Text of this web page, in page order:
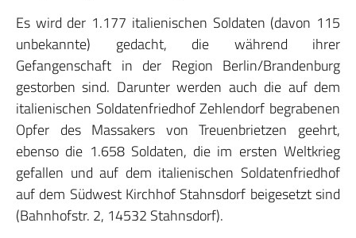
Es wird der 1.177 italienischen Soldaten (davon 115
unbekannte) gedacht, die während ihrer
Gefangenschaft in der Region Berlin/Brandenburg
gestorben sind. Darunter werden auch die auf dem
italienischen Soldatenfriedhof Zehlendorf begrabenen
Opfer des Massakers von Treuenbrietzen geehrt,
ebenso die 1.658 Soldaten, die im ersten Weltkrieg
gefallen und auf dem italienischen Soldatenfriedhof
auf dem Südwest Kirchhof Stahnsdorf beigesetzt sind
(Bahnhofstr. 2, 14532 Stahnsdorf).